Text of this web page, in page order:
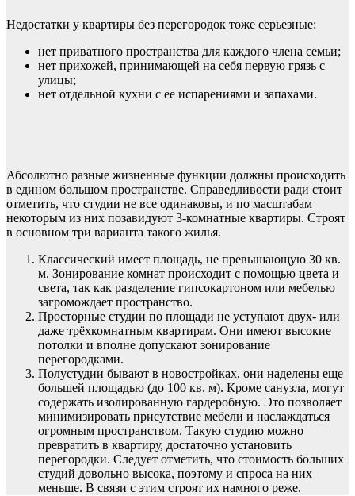
Недостатки у квартиры без перегородок тоже серьезные:
нет приватного пространства для каждого члена семьи;
нет прихожей, принимающей на себя первую грязь с
улицы;
нет отдельной кухни с ее испарениями и запахами.
Абсолютно разные жизненные функции должны происходить
в едином большом пространстве. Справедливости ради стоит
отметить, что студии не все одинаковы, и по масштабам
некоторым из них позавидуют 3-комнатные квартиры. Строят
в основном три варианта такого жилья.
Классический имеет площадь, не превышающую 30 кв.
м. Зонирование комнат происходит с помощью цвета и
света, так как разделение гипсокартоном или мебелью
загромождает пространство.
Просторные студии по площади не уступают двух- или
даже трёхкомнатным квартирам. Они имеют высокие
потолки и вполне допускают зонирование
перегородками.
Полустудии бывают в новостройках, они наделены еще
большей площадью (до 100 кв. м). Кроме санузла, могут
содержать изолированную гардеробную. Это позволяет
минимизировать присутствие мебели и наслаждаться
огромным пространством. Такую студию можно
превратить в квартиру, достаточно установить
перегородки. Следует отметить, что стоимость больших
студий довольно высока, поэтому и спроса на них
меньше. В связи с этим строят их намного реже.